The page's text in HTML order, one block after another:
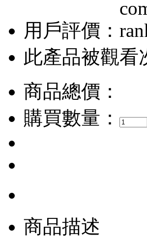
用戶評價：
此產品被觀看
商品總價：
購買數量：
商品描述